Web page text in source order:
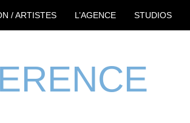
/ ARTISTES L’AGENCE STUDIOS